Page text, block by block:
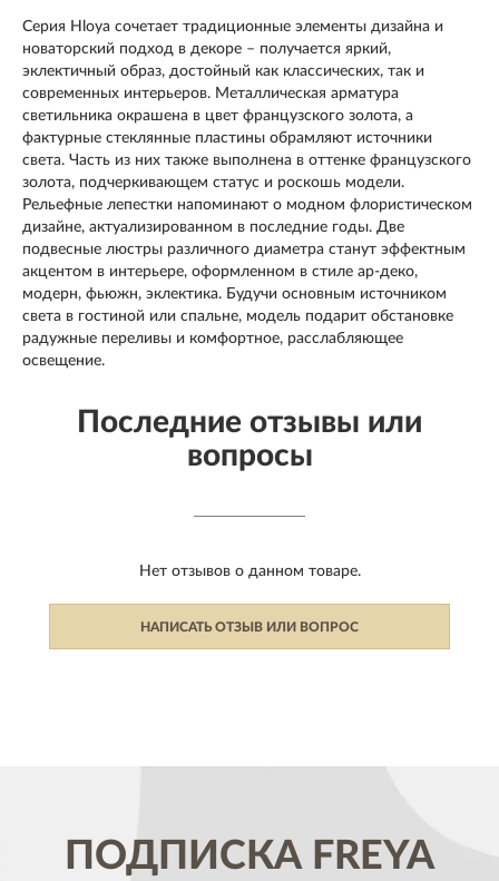
Серия Hloya сочетает традиционные элементы дизайна и
новаторский подход в декоре – получается яркий,
эклектичный образ, достойный как классических, так и
современных интерьеров. Металлическая арматура
светильника окрашена в цвет французского золота, а
фактурные стеклянные пластины обрамляют источники
света. Часть из них также выполнена в оттенке французского
золота, подчеркивающем статус и роскошь модели.
Рельефные лепестки напоминают о модном флористическом
дизайне, актуализированном в последние годы. Две
подвесные люстры различного диаметра станут эффектным
акцентом в интерьере, оформленном в стиле ар-деко,
модерн, фьюжн, эклектика. Будучи основным источником
света в гостиной или спальне, модель подарит обстановке
радужные переливы и комфортное, расслабляющее
освещение.
Последние отзывы или
вопросы
Нет отзывов о данном товаре.
НАПИСАТЬ ОТЗЫВ ИЛИ ВОПРОС
ПОДПИСКА FREYA